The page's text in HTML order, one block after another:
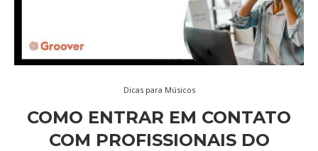
Dicas para Músicos
COMO ENTRAR EM CONTATO
COM PROFISSIONAIS DO